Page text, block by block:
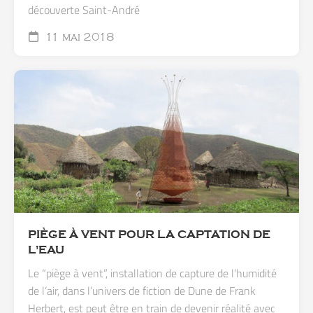
découverte Saint-André
11 mai 2018
PIÈGE À VENT POUR LA CAPTATION DE
L'EAU
Le “piège à vent”, installation de capture de l’humidité
de l’air, dans l’univers de fiction de Dune de Frank
Herbert, est peut être en train de devenir réalité avec